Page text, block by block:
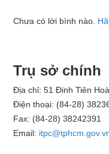
Chưa có lời bình nào.
Trụ sở chính
Địa chỉ: 51 Đinh Tiên
Điện thoại: (84-28)
Fax: (84-28) 38242391
Email: